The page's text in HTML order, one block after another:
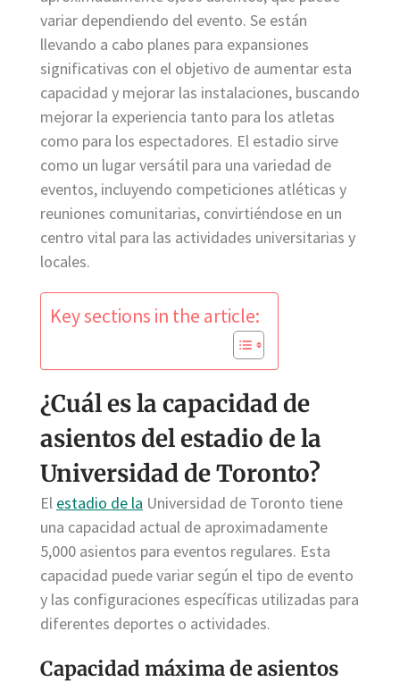
variar dependiendo del evento. Se están
llevando a cabo planes para expansiones
significativas con el objetivo de aumentar esta
capacidad y mejorar las instalaciones, buscando
mejorar la experiencia tanto para los atletas
como para los espectadores. El estadio sirve
como un lugar versátil para una variedad de
eventos, incluyendo competiciones atléticas y
reuniones comunitarias, convirtiéndose en un
centro vital para las actividades universitarias y
locales.
Key sections in the article:
¿Cuál es la capacidad de
asientos del estadio de la
Universidad de Toronto?
El estadio de la Universidad de Toronto tiene
una capacidad actual de aproximadamente
5,000 asientos para eventos regulares. Esta
capacidad puede variar según el tipo de evento
y las configuraciones específicas utilizadas para
diferentes deportes o actividades.
Capacidad máxima de asientos